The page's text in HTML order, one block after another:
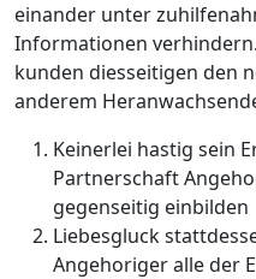
einander unter
Informationen
kunden diesseitigen den
anderem
Keinerlei hastig sein
Partnerschaft
gegenseitig einbilden
Liebesgluck
Angehoriger alle der